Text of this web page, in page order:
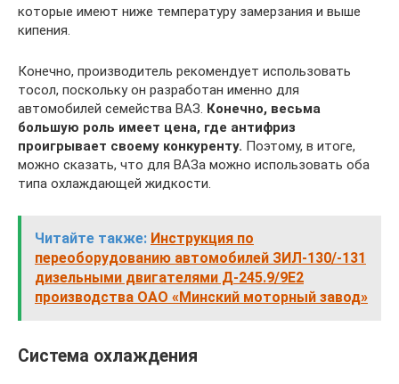
которые имеют ниже температуру замерзания и выше
кипения.
Конечно, производитель рекомендует использовать
тосол, поскольку он разработан именно для
автомобилей семейства ВАЗ. Конечно, весьма
большую роль имеет цена, где антифриз
проигрывает своему конкуренту. Поэтому, в итоге,
можно сказать, что для ВАЗа можно использовать оба
типа охлаждающей жидкости.
Читайте также: Инструкция по
переоборудованию автомобилей ЗИЛ-130/-131
дизельными двигателями Д-245.9/9Е2
производства ОАО «Минский моторный завод»
Система охлаждения